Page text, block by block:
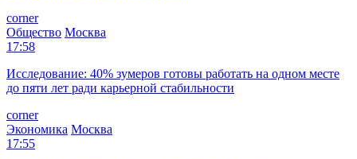
corner
Общество Москва
17:58
Исследование: 40% зумеров готовы работать на одном месте
до пяти лет ради карьерной стабильности
corner
Экономика Москва
17:55